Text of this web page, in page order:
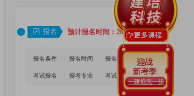
报名 预计报名时间：2025年06月
报名条件 报名时间 报名指南
考试报名 报考专业 考试介绍